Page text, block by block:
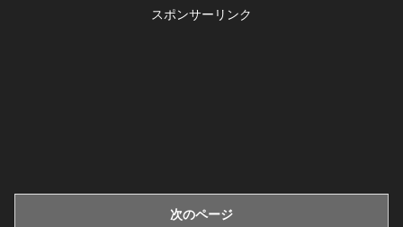
スポンサーリンク
次のページ